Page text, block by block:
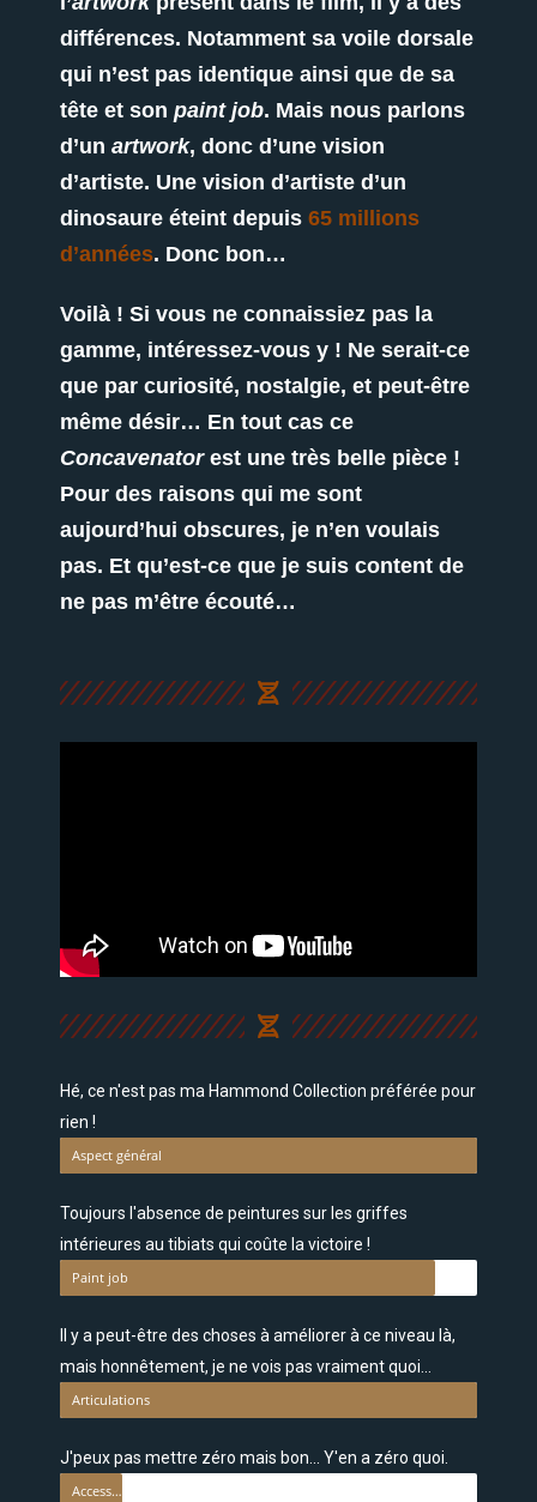
différences. Notamment sa voile dorsale
qui n’est pas identique ainsi que de sa
tête et son paint job. Mais nous parlons
d’un artwork, donc d’une vision
d’artiste. Une vision d’artiste d’un
dinosaure éteint depuis 65 millions
d’années. Donc bon…
Voilà ! Si vous ne connaissiez pas la
gamme, intéressez-vous y ! Ne serait-ce
que par curiosité, nostalgie, et peut-être
même désir… En tout cas ce
Concavenatorest une très belle pièce !
Pour des raisons qui me sont
aujourd’hui obscures, je n’en voulais
pas. Et qu’est-ce que je suis content de
ne pas m’être écouté…
Hé, ce n'est pas ma Hammond Collection préférée pour
rien !
Aspect général
Toujours l'absence de peintures sur les griffes
intérieures au tibiats qui coûte la victoire !
Paint job
Il y a peut-être des choses à améliorer à ce niveau là,
mais honnêtement, je ne vois pas vraiment quoi...
Articulations
J'peux pas mettre zéro mais bon... Y'en a zéro quoi.
Accessoires